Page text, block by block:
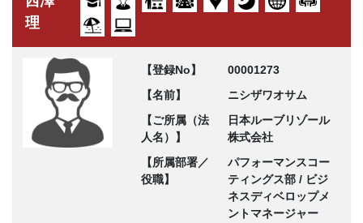
理
【登録No】
00001273
【名前】
ニシザワオサム
【ご所属（法
人名）】
日本ルーブリゾール
株式会社
【所属部署／
役職】
パフォーマンスコー
ティングス部 / ビジ
ネスディベロップメ
ントマネージャー